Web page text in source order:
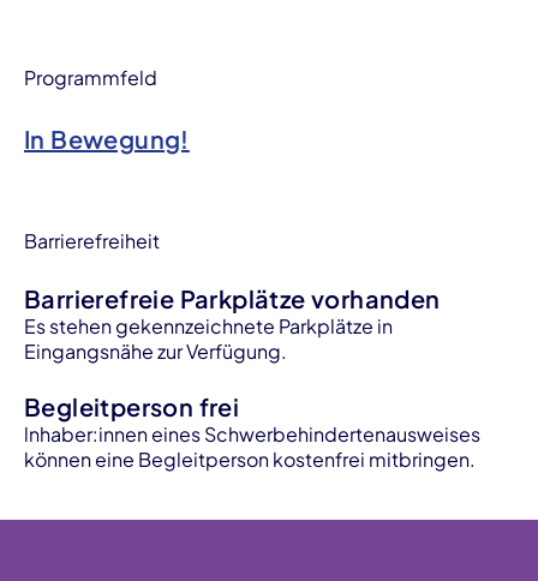
Programmfeld
In Bewegung!
Barrierefreiheit
Barrierefreie Parkplätze vorhanden
Es stehen gekennzeichnete Parkplätze in
Eingangsnähe zur Verfügung.
Begleitperson frei
lnhaber:innen eines Schwerbehindertenausweises
können eine Begleitperson kostenfrei mitbringen.